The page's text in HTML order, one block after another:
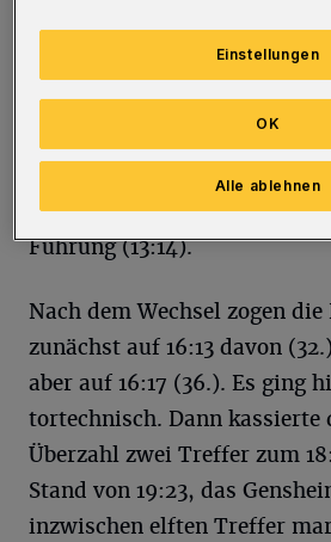
das 10:9 (22.) – ein 4:0-
Führung auf 12:10 aus (25.).
sich der Tabellenvierte aber
12:12 (27.). Mit dem letzten
Mauer) ergatterten die
Führung (13:14).
Nach dem Wechsel zogen die
zunächst auf 16:13 davon
aber auf 16:17 (36.). Es ging
tortechnisch. Dann kassierte
Überzahl zwei Treffer zum
Stand von 19:23, das
inzwischen elften Treffer
Einstellungen
Alle ablehnen
OK